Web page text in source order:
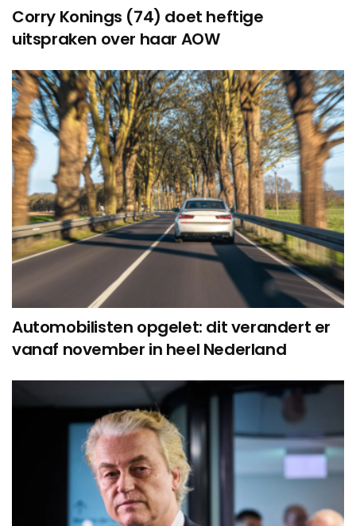
Corry Konings (74) doet heftige
uitspraken over haar AOW
Automobilisten opgelet: dit verandert er
vanaf november in heel Nederland